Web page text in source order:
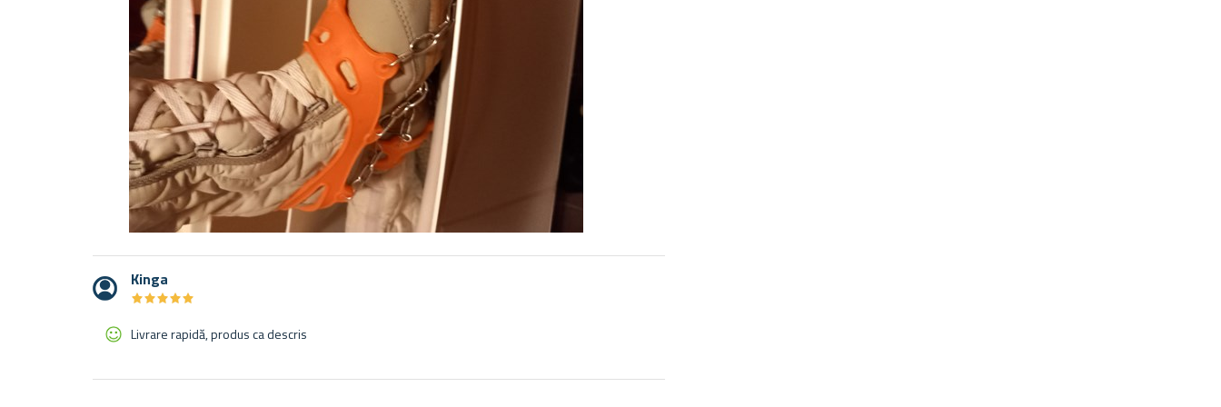
Kinga
★★★★★
★★★★★
Livrare rapidă, produs ca descris